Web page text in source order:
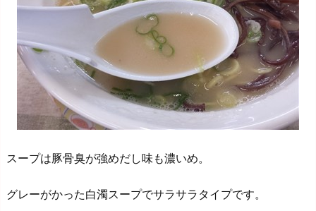
スープは豚骨臭が強めだし味も濃いめ。
グレーがかった白濁スープでサラサラタイプです。